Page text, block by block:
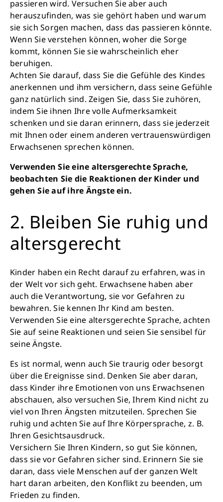
passieren wird. Versuchen Sie aber auch
herauszufinden, was sie gehört haben und warum
sie sich Sorgen machen, dass das passieren könnte.
Wenn Sie verstehen können, woher die Sorge
kommt, können Sie sie wahrscheinlich eher
beruhigen.
Achten Sie darauf, dass Sie die Gefühle des Kindes
anerkennen und ihm versichern, dass seine Gefühle
ganz natürlich sind. Zeigen Sie, dass Sie zuhören,
indem Sie ihnen Ihre volle Aufmerksamkeit
schenken und sie daran erinnern, dass sie jederzeit
mit Ihnen oder einem anderen vertrauenswürdigen
Erwachsenen sprechen können.
Verwenden Sie eine altersgerechte Sprache,
beobachten Sie die Reaktionen der Kinder und
gehen Sie auf ihre Ängste ein.
2. Bleiben Sie ruhig und
altersgerecht
Kinder haben ein Recht darauf zu erfahren, was in
der Welt vor sich geht. Erwachsene haben aber
auch die Verantwortung, sie vor Gefahren zu
bewahren. Sie kennen Ihr Kind am besten.
Verwenden Sie eine altersgerechte Sprache, achten
Sie auf seine Reaktionen und seien Sie sensibel für
seine Ängste.
Es ist normal, wenn auch Sie traurig oder besorgt
über die Ereignisse sind. Denken Sie aber daran,
dass Kinder ihre Emotionen von uns Erwachsenen
abschauen, also versuchen Sie, Ihrem Kind nicht zu
viel von Ihren Ängsten mitzuteilen. Sprechen Sie
ruhig und achten Sie auf Ihre Körpersprache, z. B.
Ihren Gesichtsausdruck.
Versichern Sie Ihren Kindern, so gut Sie können,
dass sie vor Gefahren sicher sind. Erinnern Sie sie
daran, dass viele Menschen auf der ganzen Welt
hart daran arbeiten, den Konflikt zu beenden, um
Frieden zu finden.